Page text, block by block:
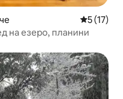
5 (17)
на езеро, планини
гостите“